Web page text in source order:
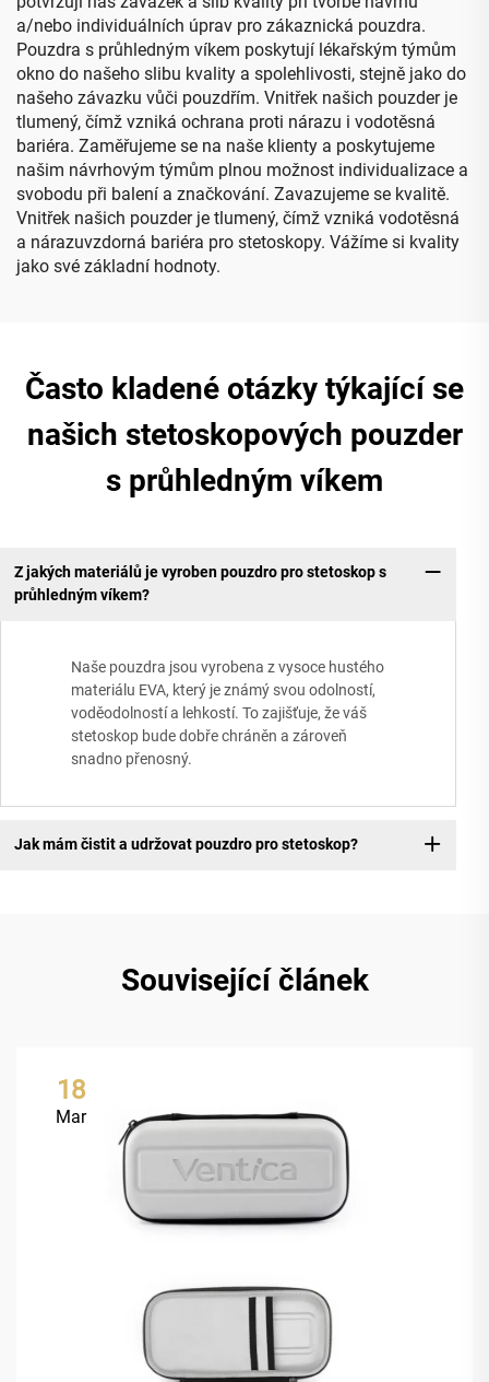
a/nebo individuálních úprav pro zákaznická pouzdra.
Pouzdra s průhledným víkem poskytují lékařským týmům
okno do našeho slibu kvality a spolehlivosti, stejně jako do
našeho závazku vůči pouzdřím. Vnitřek našich pouzder je
tlumený, čímž vzniká ochrana proti nárazu i vodotěsná
bariéra. Zaměřujeme se na naše klienty a poskytujeme
našim návrhovým týmům plnou možnost individualizace a
svobodu při balení a značkování. Zavazujeme se kvalitě.
Vnitřek našich pouzder je tlumený, čímž vzniká vodotěsná
a nárazuvzdorná bariéra pro stetoskopy. Vážíme si kvality
jako své základní hodnoty.
Často kladené otázky týkající se
našich stetoskopových pouzder
s průhledným víkem
Z jakých materiálů je vyroben pouzdro pro stetoskop s
průhledným víkem?
Naše pouzdra jsou vyrobena z vysoce hustého
materiálu EVA, který je známý svou odolností,
voděodolností a lehkostí. To zajišťuje, že váš
stetoskop bude dobře chráněn a zároveň
snadno přenosný.
Jak mám čistit a udržovat pouzdro pro stetoskop?
Související článek
18
Mar